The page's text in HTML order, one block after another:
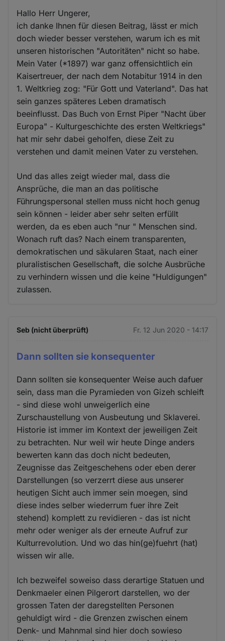
Hallo Herr Ungerer,
ich danke Ihnen für diesen Beitrag, lässt er mich
doch wieder besser verstehen, warum ich es mit
unseren historischen "Autoritäten" nicht so habe.
Mein Vater (*1897) war ganz offensichtlich ein
Kaisertreuer, der nach dem Notabitur 1914 in den
1. Weltkrieg zog: "Für Gott und Vaterland". Das hat
sein ganzes späteres Leben dramatisch
beeinflusst. Das Buch von Ernst Piper "Nacht über
Europa" - Kulturgeschichte des ersten Weltkriegs"
hat mir sehr dabei geholfen, diese Zeit zu
verstehen und damit meinen Vater zu verstehen.
Und das alles zeigt wieder mal, dass die
Ansprüche, die man an das politische
Führungspersonal stellen muss nicht hoch genug
sein können - leider aber sehr selten erfüllt
werden, da es eben auch "nur " Menschen sind.
Wonach ruft das? Nach einem transparenten,
demokratischen und säkularen Staat, nach einer
pluralistischen Gesellschaft, die solche Ausbrüche
zu verhindern wissen und die keine "Huldigungen"
zulassen.
Seb (nicht überprüft) Fr. 12 Jun 2020 - 14:17
Dann sollten sie konsequenter
Dann sollten sie konsequenter Weise auch dafuer
sein, dass man die Pyramieden von Gizeh schleift
- sind diese wohl unweigerlich eine
Zurschaustellung von Ausbeutung und Sklaverei.
Historie ist immer im Kontext der jeweiligen Zeit
zu betrachten. Nur weil wir heute Dinge anders
bewerten kann das doch nicht bedeuten,
Zeugnisse das Zeitgeschehens oder eben derer
Darstellungen (so verzerrt diese aus unserer
heutigen Sicht auch immer sein moegen, sind
diese indes selber wiederrum fuer ihre Zeit
stehend) komplett zu revidieren - das ist nicht
mehr oder weniger als der erneute Aufruf zur
Kulturrevolution. Und wo das hin(ge)fuehrt (hat)
wissen wir alle.
Ich bezweifel soweiso dass derartige Statuen und
Denkmaeler einen Pilgerort darstellen, wo der
grossen Taten der daregstellten Personen
gehuldigt wird - die Grenzen zwischen einem
Denk- und Mahnmal sind hier doch sowieso